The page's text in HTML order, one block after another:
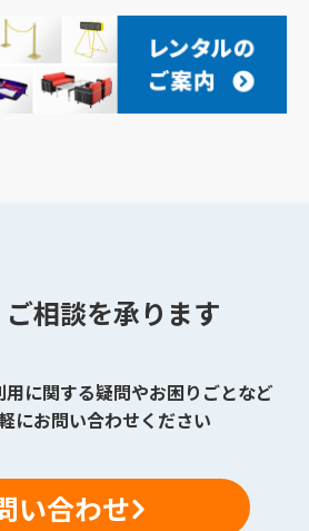
相談を承ります
用に関する疑問やお困りごとなど
にお問い合わせください
い合わせ